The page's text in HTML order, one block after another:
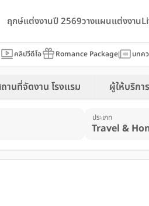
ฤกษ์แต่งงานปี 2569วางแผนแต่งงาน
คลิปวีดีโอ Romance Package บทค
านที่จัดงาน โรงแรม ผู้ให้บริการ
ประเภท